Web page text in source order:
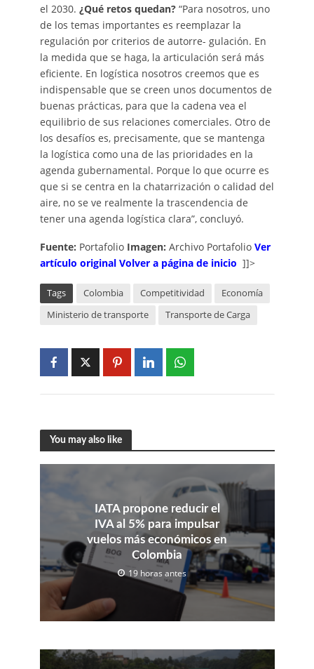
el 2030. ¿Qué retos quedan?“Para nosotros, uno
de los temas importantes es reemplazar la
regulación por criterios de autorre- gulación. En
la medida que se haga, la articulación será más
eficiente. En logística nosotros creemos que es
indispensable que se creen unos documentos de
buenas prácticas, para que la cadena vea el
equilibrio de sus relaciones comerciales. Otro de
los desafíos es, precisamente, que se mantenga
la logística como una de las prioridades en la
agenda gubernamental. Porque lo que ocurre es
que si se centra en la chatarrización o calidad del
aire, no se ve realmente la trascendencia de
tener una agenda logística clara”, concluyó.
Fuente: Portafolio Imagen: Archivo Portafolio Ver
artículo original Volver a página de inicio ]]>
Tags Colombia Competitividad
Economía
Ministerio de transporte
Transporte de Carga
You may also like
IATA propone reducir el
IVA al 5% para impulsar
vuelos más económicos en
Colombia
19 horas antes